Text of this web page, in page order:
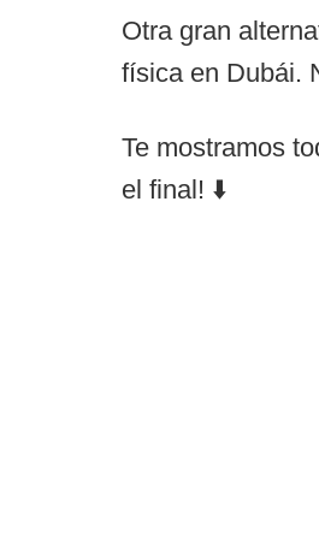
Otra gran
física en Dubái.
Te mostramos
el final! ⬇️